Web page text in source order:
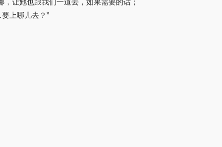
上哪儿去？”